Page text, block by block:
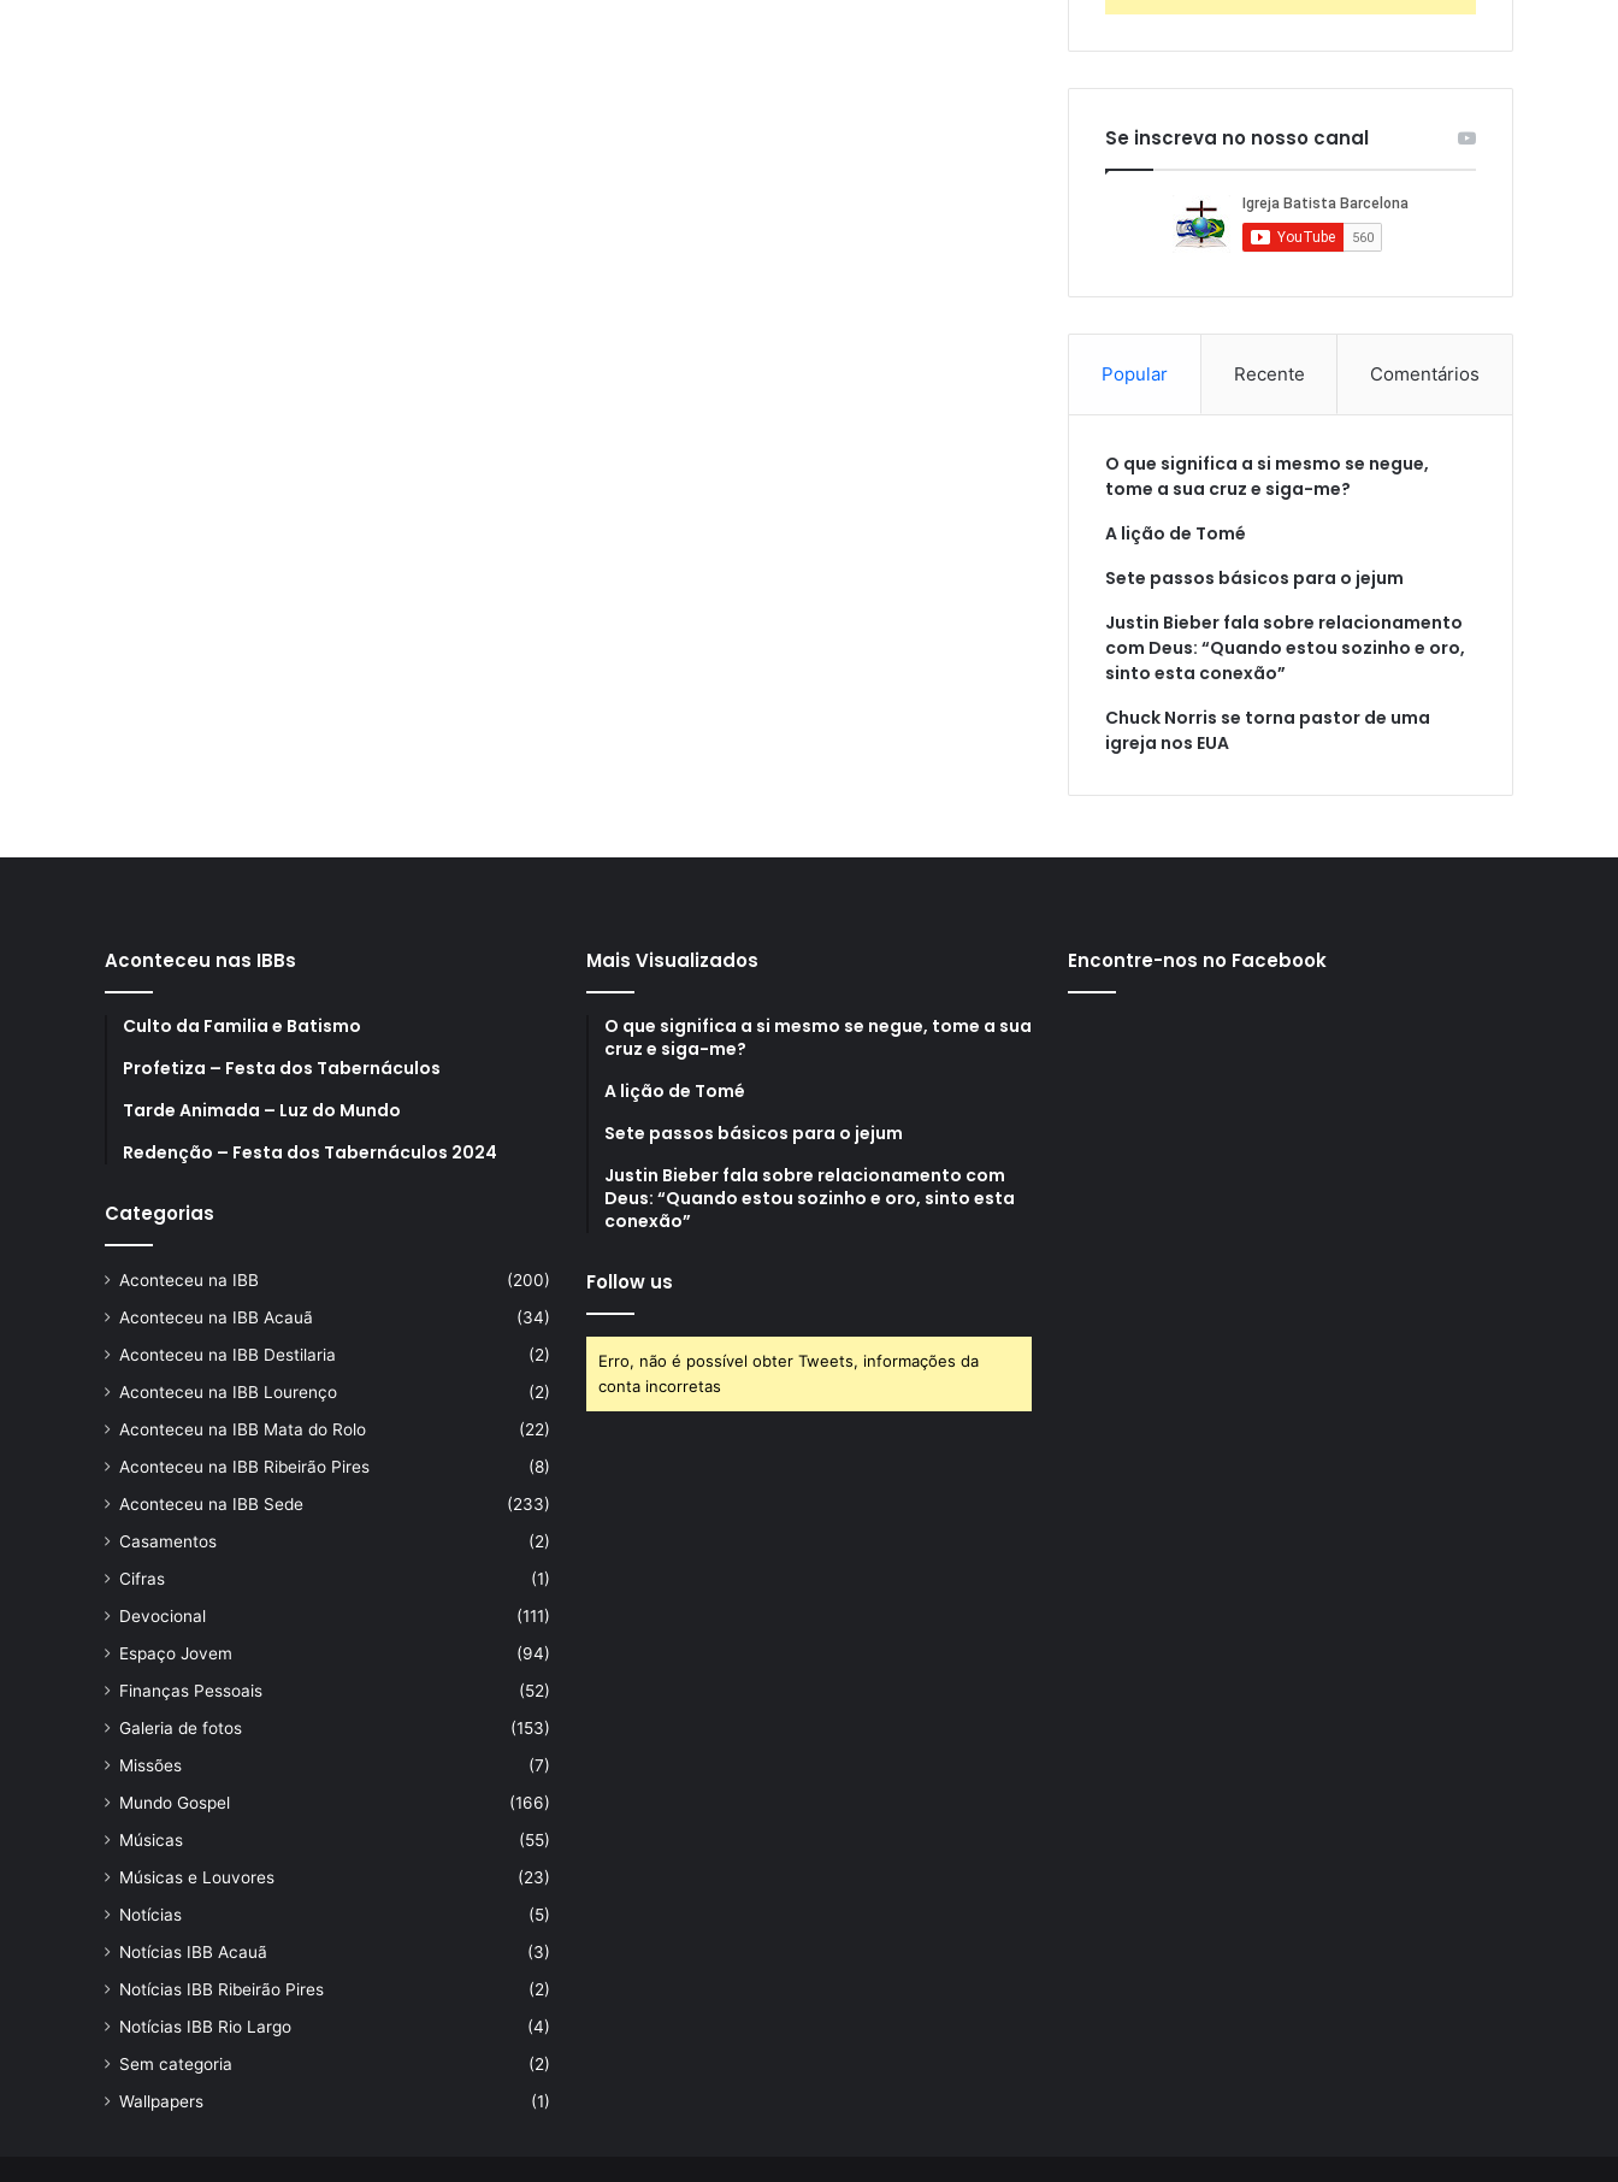
Se inscreva no nosso canal
Popular Recente Comentários
O que significa a si mesmo se negue,
tome a sua cruz e siga-me?
A lição de Tomé
Sete passos básicos para o jejum
Justin Bieber fala sobre relacionamento
com Deus: “Quando estou sozinho e oro,
sinto esta conexão”
Chuck Norris se torna pastor de uma
igreja nos EUA
Aconteceu nas IBBs
Culto da Familia e Batismo
Profetiza – Festa dos Tabernáculos
Tarde Animada – Luz do Mundo
Redenção – Festa dos Tabernáculos 2024
Categorias
Aconteceu na IBB
(200)
Aconteceu na IBB Acauã
(34)
Aconteceu na IBB Destilaria
(2)
Aconteceu na IBB Lourenço
(2)
Aconteceu na IBB Mata do Rolo
(22)
Aconteceu na IBB Ribeirão Pires
(8)
Aconteceu na IBB Sede
(233)
Casamentos
(2)
Cifras
(1)
Devocional
(111)
Espaço Jovem
(94)
Finanças Pessoais
(52)
Galeria de fotos
(153)
Missões
(7)
Mundo Gospel
(166)
Músicas
(55)
Músicas e Louvores
(23)
Notícias
(5)
Notícias IBB Acauã
(3)
Notícias IBB Ribeirão Pires
(2)
Notícias IBB Rio Largo
(4)
Sem categoria
(2)
Wallpapers
(1)
Mais Visualizados
O que significa a si mesmo se negue, tome a sua
cruz e siga-me?
A lição de Tomé
Sete passos básicos para o jejum
Justin Bieber fala sobre relacionamento com
Deus: “Quando estou sozinho e oro, sinto esta
conexão”
Follow us
Erro, não é possível obter Tweets, informações da
conta incorretas
Encontre-nos no Facebook